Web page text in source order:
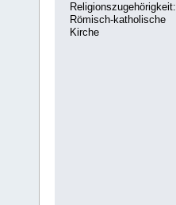
Religionszugehörigkeit:
Römisch-katholische
Kirche